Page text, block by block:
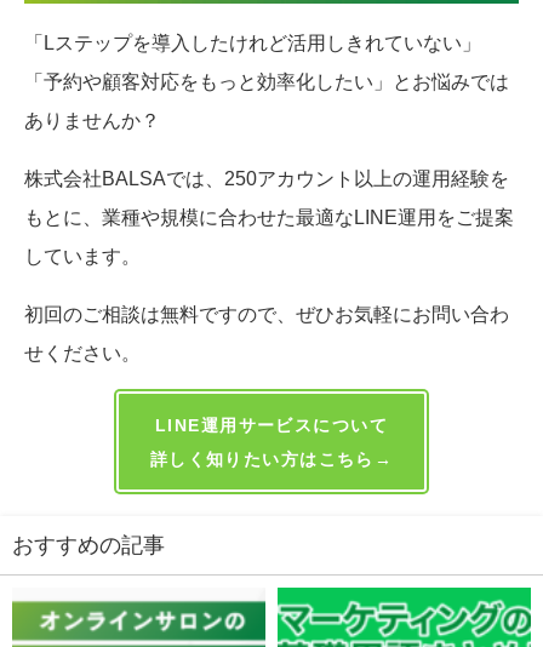
「Lステップを導入したけれど活用しきれていない」
株式会社BALSAでは、250アカウント以上の運用経験
LINE運用サービスについて
おすすめの記事